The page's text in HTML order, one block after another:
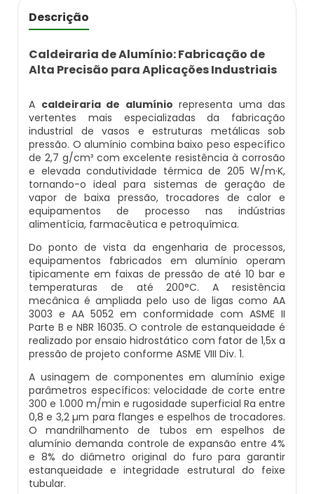
Caldeira Fogotubular
Caldeira Fogotubular Horizontal
Caldeira Fogotubular Vertical
Caldeira Horizontal
Caldeira Industrial
Caldeira Industrial A Gás
Caldeira Industrial A Lenha
Caldeira Industrial Preço
Caldeira Vertical
Caldeiraria De Fabricação E Montagem
Industrial
Caldeiraria E Montagem Industrial
Empresas Que Inspecionam Caldeiras
Inspeção Caldeiras Vasos De Pressão
Inspeção De Caldeiras A Vapor
Inspeção De Caldeiras E Vasos De Pressão
Inspeção De Caldeiras Flamotubulares
Inspeção De Caldeiras Profissional
Habilitado
Inspeção De Integridade De Caldeiras
Inspeção De Integridade Em Caldeiras
Inspeção De Segurança Caldeira
Inspeção De Segurança De Caldeiras
Inspeção De Segurança Em Caldeiras
Empresa De Montagem De Caldeiras Gás
Caldeiras
Empresas De Caldeiraria
Empresas De Caldeiraria E Montagem
Industrial
Empresas De Montagem De Caldeiras
Manutenção De Caldeiras
Manutenção De Caldeiras A Gásoleo
Manutenção De Caldeiras A Lenha
Manutenção De Caldeiras A Vapor
Manutenção De Caldeiras E Aquecedores
Manutenção De Caldeiras Em Sp
Manutenção De Caldeiras Industriais
Caldeira A Vapor Para Sauna
Caldeira A Vapor Pequena
Caldeira A Vapor Preço
Caldeira A Vapor Vertical
Caldeira De Vapor
Caldeira De Vapor A Gás
Caldeira De Vapor A Venda
Caldeira De Vapor Eletrica
Caldeira Em Vapor
Caldeira Geradora De Vapor A Lenha
Caldeira Locomotiva A Vapor
Caldeira Usada A Venda
Caldeira A Gás Roca
Caldeira A Gás Usada
Caldeira A Gás Vulcano
Caldeira De Aquecimento A Gás
Caldeira De Aquecimento Central A Gás
Caldeira Mural A Gás
Caldeira Mural A Gás Preço
Caldeira Mural A Gás Roca
Comprar Caldeira A Gás
Cotação De Caldeira A Gás
Distribuidor De Caldeira A Gás
Empresa De Caldeira A Gás
Descrição
Caldeiraria de Alumínio: Fabricação de
Alta Precisão para Aplicações Industriais
A caldeiraria de alumínio representa uma das
vertentes mais especializadas da fabricação
industrial de vasos e estruturas metálicas sob
pressão. O alumínio combina baixo peso específico
de 2,7 g/cm³ com excelente resistência à corrosão
e elevada condutividade térmica de 205 W/m·K,
tornando-o ideal para sistemas de geração de
vapor de baixa pressão, trocadores de calor e
equipamentos de processo nas indústrias
alimentícia, farmacêutica e petroquímica.
Do ponto de vista da engenharia de processos,
equipamentos fabricados em alumínio operam
tipicamente em faixas de pressão de até 10 bar e
temperaturas de até 200°C. A resistência
mecânica é ampliada pelo uso de ligas como AA
3003 e AA 5052 em conformidade com ASME II
Parte B e NBR 16035. O controle de estanqueidade é
realizado por ensaio hidrostático com fator de 1,5x a
pressão de projeto conforme ASME VIII Div. 1.
A usinagem de componentes em alumínio exige
parâmetros específicos: velocidade de corte entre
300 e 1.000 m/min e rugosidade superficial Ra entre
0,8 e 3,2 µm para flanges e espelhos de trocadores.
O mandrilhamento de tubos em espelhos de
alumínio demanda controle de expansão entre 4%
e 8% do diâmetro original do furo para garantir
estanqueidade e integridade estrutural do feixe
tubular.